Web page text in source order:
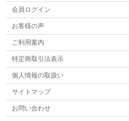
会員ログイン
お客様の声
ご利用案内
特定商取引法表示
個人情報の取扱い
サイトマップ
お問い合わせ